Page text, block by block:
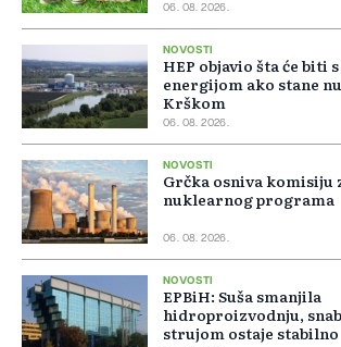
06. 08. 2026.
NOVOSTI
HEP objavio šta će biti
energijom ako stane
Krškom
06. 08. 2026.
NOVOSTI
Grčka osniva komisiju
nuklearnog programa
06. 08. 2026.
NOVOSTI
EPBiH: Suša smanjila
hidroproizvodnju,
strujom ostaje stabilno